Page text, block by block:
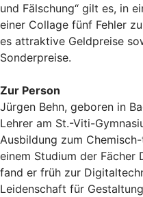
und Fälschung“ gilt es, in
einer Collage fünf Fehler
es attraktive Geldpreise
Sonderpreise.
Zur Person
Jürgen Behn, geboren in
Lehrer am St.-Viti-
Ausbildung zum
einem Studium der Fächer
fand er früh zur
Leidenschaft für